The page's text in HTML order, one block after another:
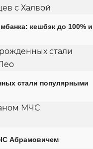
кешбэк до 100% и
стали популярными
Абрамовичем